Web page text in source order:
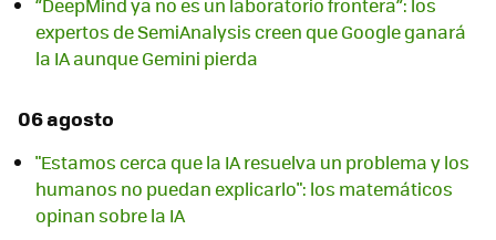
expertos de SemiAnalysis creen que Google ganará
la IA aunque Gemini pierda
06 agosto
"Estamos cerca que la IA resuelva un problema y los
humanos no puedan explicarlo": los matemáticos
opinan sobre la IA